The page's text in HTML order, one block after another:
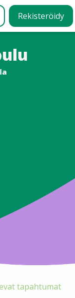
Rekisteröidy
tapahtumat